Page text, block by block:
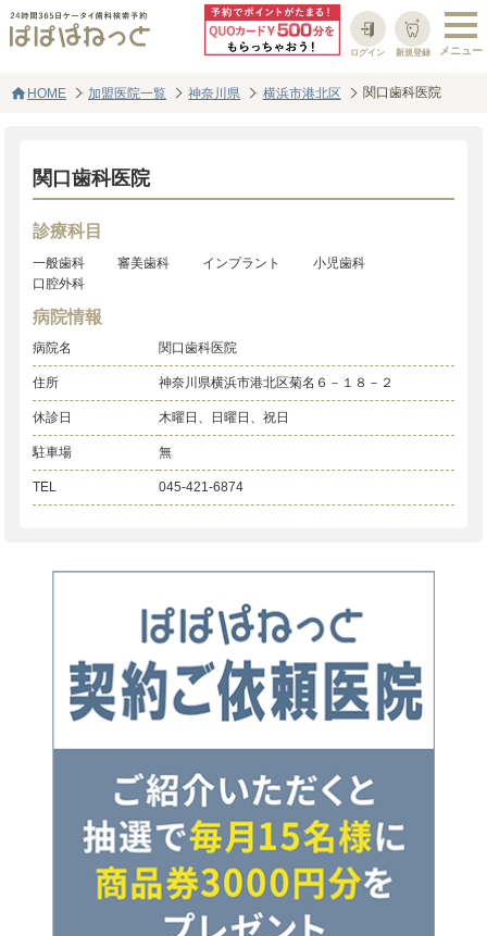
新規登録
ログイン
homeHOME 加盟医院一覧 神奈川県 横浜市港北区 関口歯科医院
関口歯科医院
診療科目
一般歯科 審美歯科 インプラント
小児歯科
口腔外科
病院情報
病院名 関口歯科医院
住所 神奈川県横浜市港北区菊名６－１８－２
休診日 木曜日、日曜日、祝日
駐車場 無
TEL 045-421-6874